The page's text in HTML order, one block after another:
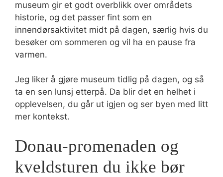
museum gir et godt overblikk over områdets
historie, og det passer fint som en
innendørsaktivitet midt på dagen, særlig hvis du
besøker om sommeren og vil ha en pause fra
varmen.
Jeg liker å gjøre museum tidlig på dagen, og så
ta en sen lunsj etterpå. Da blir det en helhet i
opplevelsen, du går ut igjen og ser byen med litt
mer kontekst.
Donau-promenaden og
kveldsturen du ikke bør